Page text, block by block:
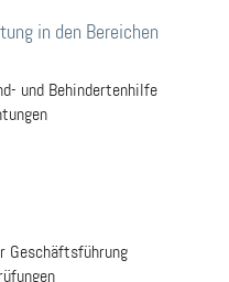
in den Bereichen
und Behindertenhilfe
Geschäftsführung